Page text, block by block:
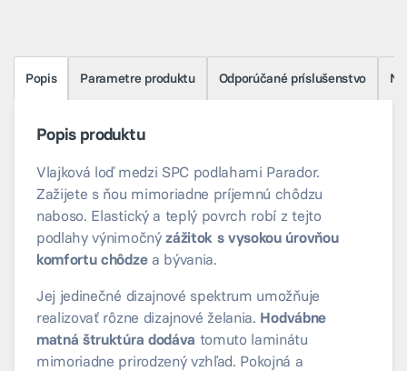
Popis Parametre produktu Odporúčané príslušenstvo
Popis produktu
Vlajková loď medzi SPC podlahami Parador.
Zažijete s ňou mimoriadne príjemnú chôdzu
naboso. Elastický a teplý povrch robí z tejto
podlahy výnimočnýzážitok s vysokou úrovňou
komfortu chôdzea bývania.
Jej jedinečné dizajnové spektrum umožňuje
realizovať rôzne dizajnové želania. Hodvábne
matná štruktúra dodáva tomuto laminátu
mimoriadne prirodzený vzhľad. Pokojná a